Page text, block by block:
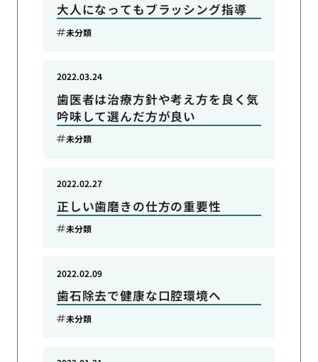
大人になってもブラッシング指導
未分類
歯医者は治療方針や考え方を良く気
吟味して選んだ方が良い
2022.03.24
未分類
正しい歯磨きの仕方の重要性
2022.02.27
未分類
歯石除去で健康な口腔環境へ
2022.02.09
未分類